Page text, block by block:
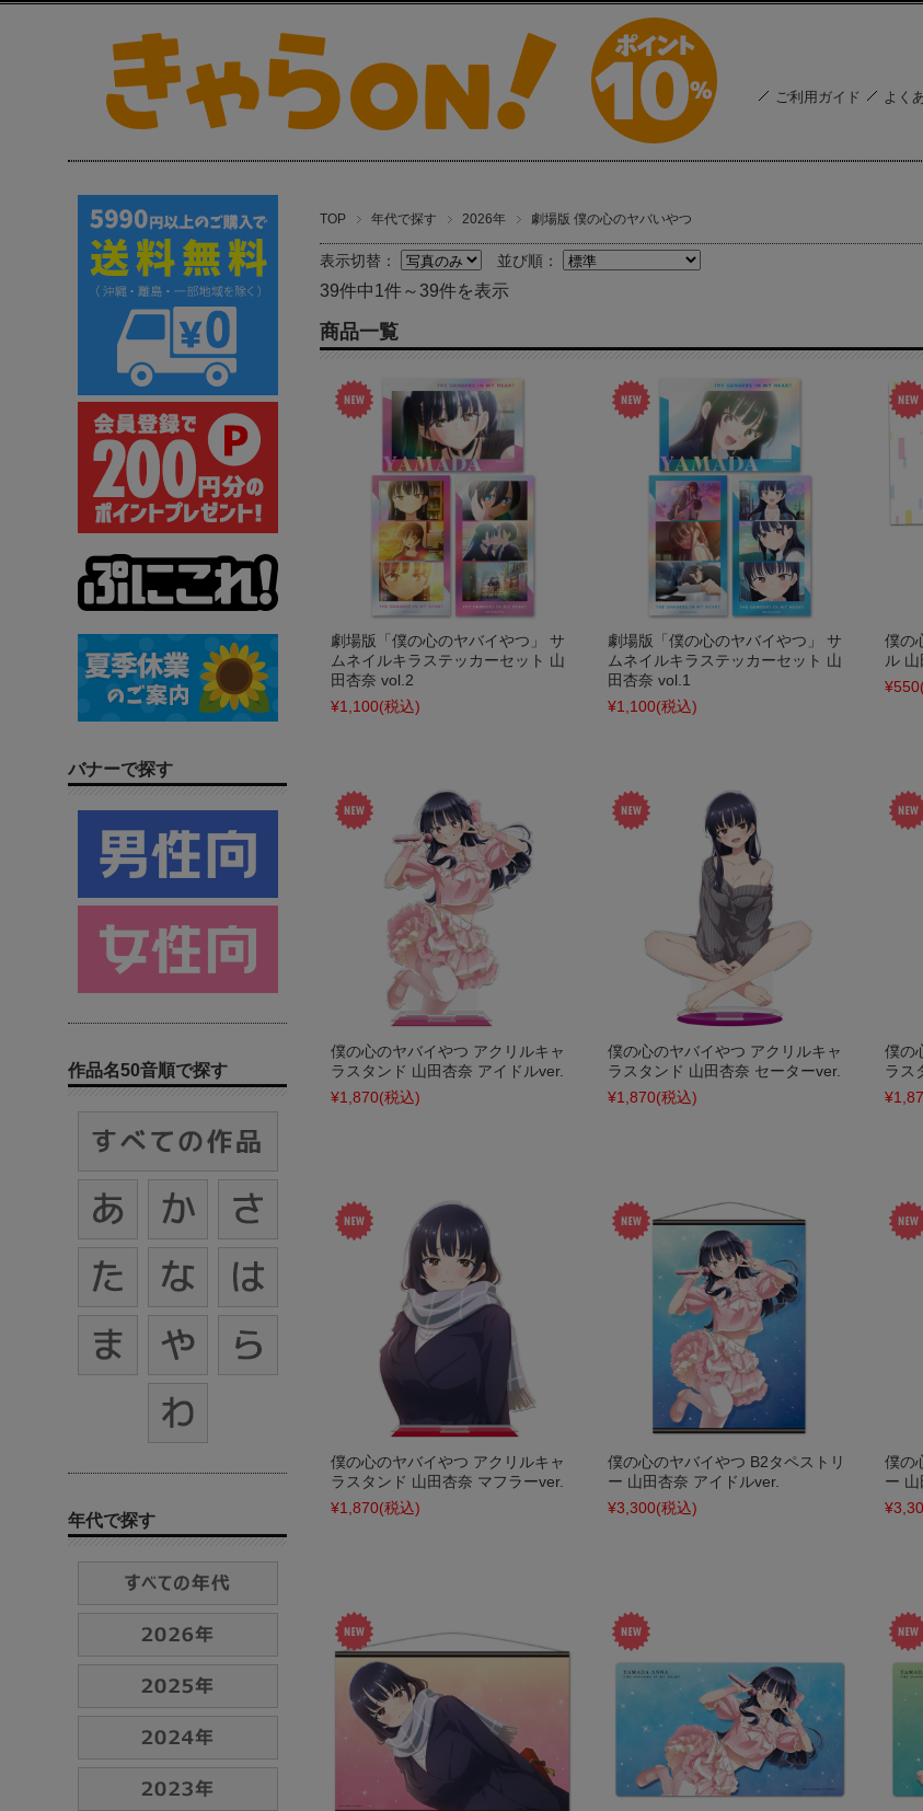
ご利用ガイド よく
TOP 年代で探す 2026年 劇場版 僕の心のヤバいやつ
表示切替： 並び順：
39件中1件～39件を表示
商品一覧
劇場版「僕の心のヤバイやつ」 サ
ムネイルキラステッカーセット 山
田杏奈 vol.2
¥1,100(税込)
劇場版「僕の心のヤバイやつ」 サ
ムネイルキラステッカーセット 山
田杏奈 vol.1
¥1,100(税込)
僕の
ル
¥550
僕の心のヤバイやつ アクリルキャ
ラスタンド 山田杏奈 アイドルver.
¥1,870(税込)
僕の心のヤバイやつ アクリルキャ
ラスタンド 山田杏奈 セーターver.
¥1,870(税込)
僕の
ラス
僕の心のヤバイやつ アクリルキャ
ラスタンド 山田杏奈 マフラーver.
¥1,870(税込)
僕の心のヤバイやつ B2タペストリ
ー 山田杏奈 アイドルver.
¥3,300(税込)
僕の
ー
バナーで探す
作品名50音順で探す
年代で探す